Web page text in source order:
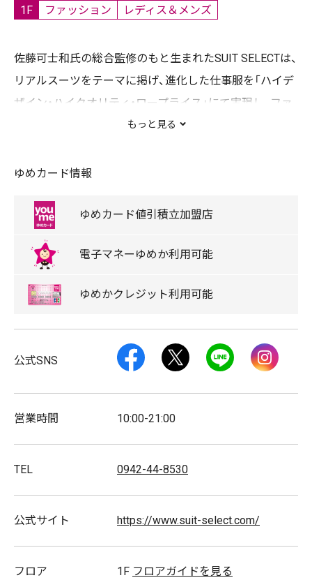
1F ファッション レディス＆メンズ
佐藤可士和氏の総合監修のもと生まれたSUIT SELECTは、
リアルスーツをテーマに掲げ、進化した仕事服を「ハイデ
ザイン・ハイクオリティ・ロープライス」にて実現し、ファ
ッションとしてだけの服ではなく、新しいビジネスユース
「合理的に選ぶ事」「楽しく選ぶ事」その両者がまったく矛
をデザインしたショップです。
【主な取扱商品】
メンズスーツ、ワイシャツ、ネクタイ、シューズ、レディス
スーツ、ブラウス、シューズ
キャッシュレス
ゆめタウンデー対象店舗
スタッフ募集
もっと見る
ゆめカード情報
ゆめカード値引積立加盟店
電子マネー ゆめか利用可能
ゆめかクレジット利用可能
公式SNS Facebook Twitter LINE
営業時間 10:00-21:00
TEL 0942-44-8530
公式サイト https://www.suit-select.com/
フロア 1F フロアガイドを見る